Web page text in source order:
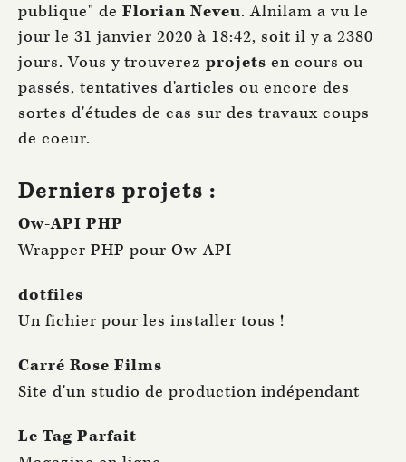
publique" de Florian Neveu. Alnilam a vu le
jour le 31 janvier 2020 à 18:42, soit il y a 2380
jours. Vous y trouverez projets en cours ou
passés, tentatives d'articles ou encore des
sortes d'études de cas sur des travaux coups
de coeur.
Derniers projets :
Ow-API PHP
Wrapper PHP pour Ow-API
dotfiles
Un fichier pour les installer tous !
Carré Rose Films
Site d'un studio de production indépendant
Le Tag Parfait